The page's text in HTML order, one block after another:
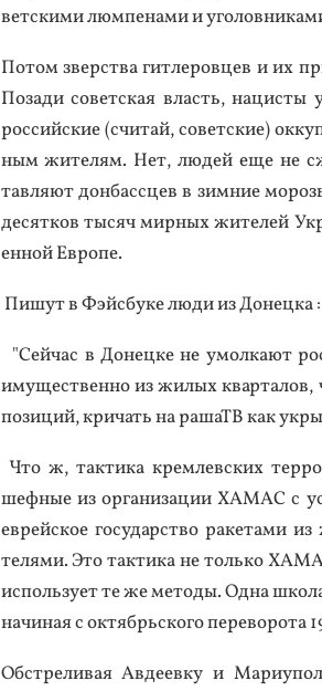
вет­ски­ми люм­пе­нами и
По­том зверс­тва гит­ле­ров­цев и их
По­зади со­вет­ская власть,
рос­сий­ские (счи­тай, со­вет­ские)
ным жи­телям. Нет, лю­дей еще не
тавля­ют дон­бас­сцев в зим­ние
де­сят­ков ты­сяч мир­ных жи­телей
ен­ной Ев­ро­пе.
Пи­шут в Фэй­сбу­ке лю­ди из До­нец­ка :
"Сей­час в До­нец­ке не умол­ка­ют
иму­щес­твен­но из жи­лых квар­та­лов,
по­зиций, кри­чать на ра­шаТВ как
Что ж, так­ти­ка крем­лев­ских
шефные из ор­га­низа­ции ХА­МАС с
ев­рей­ское го­сударс­тво
теля­ми. Это так­ти­ка не толь­ко
ис­поль­зу­ет те же ме­тоды. Од­на
на­чиная с ок­тябрь­ско­го пе­рево­рота
Обс­тре­ливая Ав­де­ев­ку и